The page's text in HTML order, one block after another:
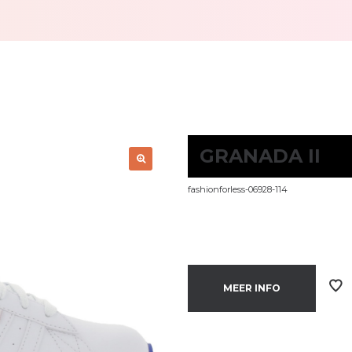
GRANADA II
fashionforless-06928-114
MEER INFO